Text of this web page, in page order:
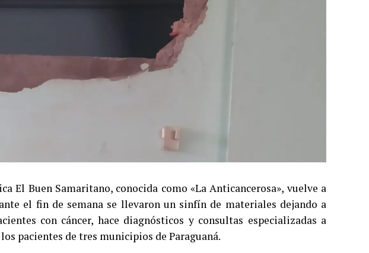
El Buen Samaritano, conocida como «La Anticancerosa», vuelve a
el fin de semana se llevaron un sinfín de materiales dejando a
con cáncer, hace diagnósticos y consultas especializadas a
pacientes de tres municipios de Paraguaná.